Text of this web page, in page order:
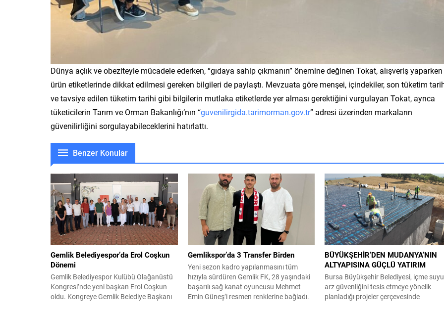
Dünya açlık ve obeziteyle mücadele ederken, “gıdaya sahip çıkmanın” önemine değinen Tokat, alışveriş yaparken
ürün etiketlerinde dikkat edilmesi gereken bilgileri de paylaştı. Mevzuata göre menşei, içindekiler, son tüketim
ve tavsiye edilen tüketim tarihi gibi bilgilerin mutlaka etiketlerde yer alması gerektiğini vurgulayan Tokat, ayrıca
tüketicilerin Tarım ve Orman Bakanlığı’nın “guvenilirgida.tarimorman.gov.tr” adresi üzerinden markaların
güvenilirliğini sorgulayabileceklerini hatırlattı.
Benzer Konular
Gemlik Belediyespor’da Erol Coşkun
Dönemi
Gemlik Belediyespor Kulübü Olağanüstü
Kongresi’nde yeni başkan Erol Coşkun
oldu. Kongreye Gemlik Belediye Başkanı
Gemlikspor’da 3 Transfer Birden
Yeni sezon kadro yapılanmasını tüm
hızıyla sürdüren Gemlik FK, 28 yaşındaki
başarılı sağ kanat oyuncusu Mehmet
Emin Güneş’i resmen renklerine bağladı.
BÜYÜKŞEHİR’DEN MUDANYA’NIN
ALTYAPISINA GÜÇLÜ YATIRIM
Bursa Büyükşehir Belediyesi, içme suyu
arz güvenliğini tesis etmeye yönelik
planladığı projeler çerçevesinde